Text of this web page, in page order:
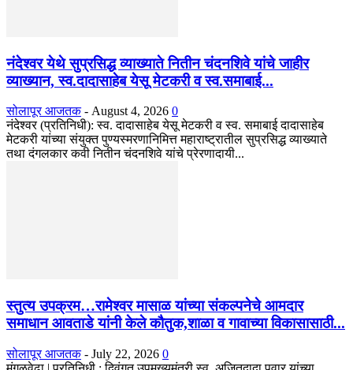
नंदेश्वर येथे सुप्रसिद्ध व्याख्याते नितीन चंदनशिवे यांचे जाहीर
व्याख्यान, स्व.दादासाहेब येसू मेटकरी व स्व.समाबाई...
सोलापूर आजतक - August 4, 2026 0
नंदेश्वर (प्रतिनिधी): स्व. दादासाहेब येसू मेटकरी व स्व. समाबाई दादासाहेब
मेटकरी यांच्या संयुक्त पुण्यस्मरणानिमित्त महाराष्ट्रातील सुप्रसिद्ध व्याख्याते
तथा दंगलकार कवी नितीन चंदनशिवे यांचे प्रेरणादायी...
स्तुत्य उपक्रम…रामेश्वर मासाळ यांच्या संकल्पनेचे आमदार
समाधान आवताडे यांनी केले कौतुक,शाळा व गावाच्या विकासासाठी...
सोलापूर आजतक - July 22, 2026 0